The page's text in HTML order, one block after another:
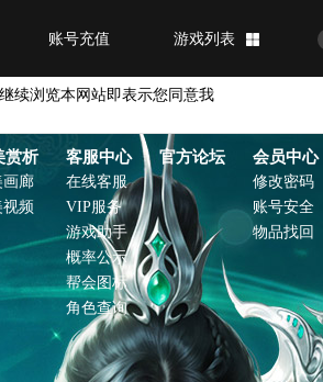
游戏列表
账号充值
续浏览本网站即表示您同意我
赏析
画廊
频
客服中心
在线客服
VIP服务
游戏助手
概率公示
帮会图标
角色查询
官方论坛 会员中心
修改密码
账号安全
物品找回